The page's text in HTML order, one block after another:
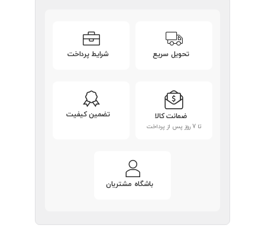
تحویل سریع شرایط پرداخت
ضمانت کالا
تا 7 روز پس از پرداخت
تضمین کیفیت
باشگاه مشتریان